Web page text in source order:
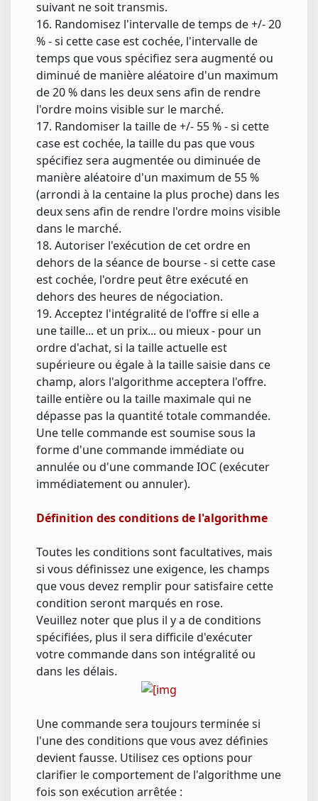
suivant ne soit transmis.
16. Randomisez l'intervalle de temps de +/- 20
% - si cette case est cochée, l'intervalle de
temps que vous spécifiez sera augmenté ou
diminué de manière aléatoire d'un maximum
de 20 % dans les deux sens afin de rendre
l'ordre moins visible sur le marché.
17. Randomiser la taille de +/- 55 % - si cette
case est cochée, la taille du pas que vous
spécifiez sera augmentée ou diminuée de
manière aléatoire d'un maximum de 55 %
(arrondi à la centaine la plus proche) dans les
deux sens afin de rendre l'ordre moins visible
dans le marché.
18. Autoriser l'exécution de cet ordre en
dehors de la séance de bourse - si cette case
est cochée, l'ordre peut être exécuté en
dehors des heures de négociation.
19. Acceptez l'intégralité de l'offre si elle a
une taille... et un prix... ou mieux - pour un
ordre d'achat, si la taille actuelle est
supérieure ou égale à la taille saisie dans ce
champ, alors l'algorithme acceptera l'offre.
taille entière ou la taille maximale qui ne
dépasse pas la quantité totale commandée.
Une telle commande est soumise sous la
forme d'une commande immédiate ou
annulée ou d'une commande IOC (exécuter
immédiatement ou annuler).
Définition des conditions de l'algorithme
Toutes les conditions sont facultatives, mais
si vous définissez une exigence, les champs
que vous devez remplir pour satisfaire cette
condition seront marqués en rose.
Veuillez noter que plus il y a de conditions
spécifiées, plus il sera difficile d'exécuter
votre commande dans son intégralité ou
dans les délais.
Une commande sera toujours terminée si
l'une des conditions que vous avez définies
devient fausse. Utilisez ces options pour
clarifier le comportement de l'algorithme une
fois son exécution arrêtée :